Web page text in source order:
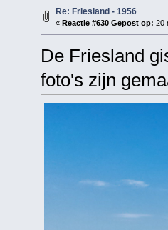
Re: Friesland - 1956
« Reactie #630 Gepost op: 20
De Friesland
foto's zijn